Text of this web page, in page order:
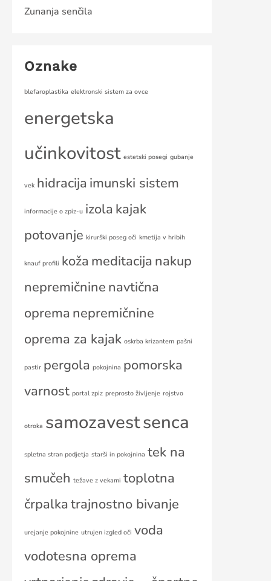
Zunanja senčila
Oznake
blefaroplastika elektronski sistem za ovce
energetska
učinkovitost estetski posegi gubanje
vek hidracija imunski sistem
informacije o zpiz-u izola kajak
potovanje kirurški poseg oči kmetija v hribih
knauf profili koža meditacija nakup
nepremičnine navtična
oprema nepremičnine
oprema za kajak oskrba krizantem pašni
pastir pergola pokojnina pomorska
varnost portal zpiz preprosto življenje rojstvo
otroka samozavestsenca
spletna stran podjetja starši in pokojnina tek na
smučeh težave z vekami toplotna
črpalka trajnostno bivanje
urejanje pokojnine utrujen izgled oči voda
vodotesna oprema